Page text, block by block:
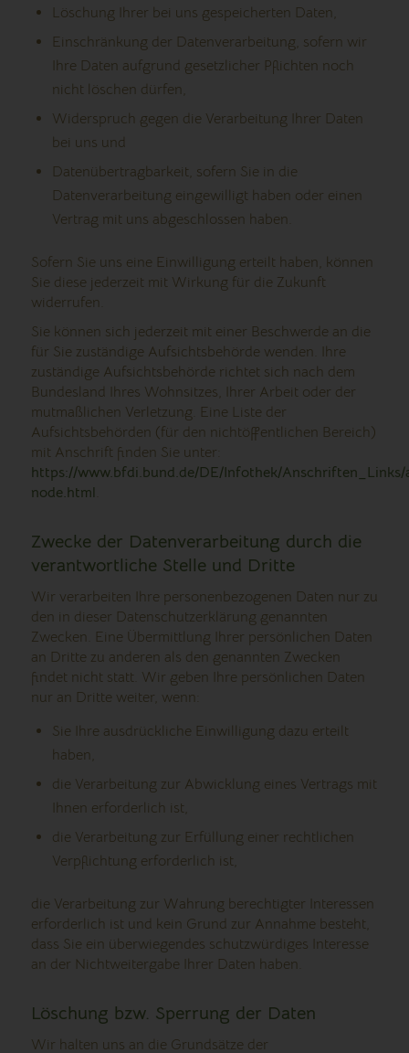
Löschung Ihrer bei uns gespeicherten Daten,
Einschränkung der Datenverarbeitung, sofern wir
Ihre Daten aufgrund gesetzlicher Pflichten noch
nicht löschen dürfen,
Widerspruch gegen die Verarbeitung Ihrer Daten
bei uns und
Datenübertragbarkeit, sofern Sie in die
Datenverarbeitung eingewilligt haben oder einen
Vertrag mit uns abgeschlossen haben.
Sofern Sie uns eine Einwilligung erteilt haben, können
Sie diese jederzeit mit Wirkung für die Zukunft
widerrufen.
Sie können sich jederzeit mit einer Beschwerde an die
für Sie zuständige Aufsichtsbehörde wenden. Ihre
zuständige Aufsichtsbehörde richtet sich nach dem
Bundesland Ihres Wohnsitzes, Ihrer Arbeit oder der
mutmaßlichen Verletzung. Eine Liste der
Aufsichtsbehörden (für den nichtöffentlichen Bereich)
mit Anschrift finden Sie unter:
https://www.bfdi.bund.de/DE/Infothek/
node.html
Zwecke der Datenverarbeitung durch die
verantwortliche Stelle und Dritte
Wir verarbeiten Ihre personenbezogenen Daten nur zu
den in dieser Datenschutzerklärung genannten
Zwecken. Eine Übermittlung Ihrer persönlichen Daten
an Dritte zu anderen als den genannten Zwecken
findet nicht statt. Wir geben Ihre persönlichen Daten
nur an Dritte weiter, wenn:
Sie Ihre ausdrückliche Einwilligung dazu erteilt
haben,
die Verarbeitung zur Abwicklung eines Vertrags mit
Ihnen erforderlich ist,
die Verarbeitung zur Erfüllung einer rechtlichen
Verpflichtung erforderlich ist,
die Verarbeitung zur Wahrung berechtigter Interessen
erforderlich ist und kein Grund zur Annahme besteht,
dass Sie ein überwiegendes schutzwürdiges Interesse
an der Nichtweitergabe Ihrer Daten haben.
Löschung bzw. Sperrung der Daten
Wir halten uns an die Grundsätze der